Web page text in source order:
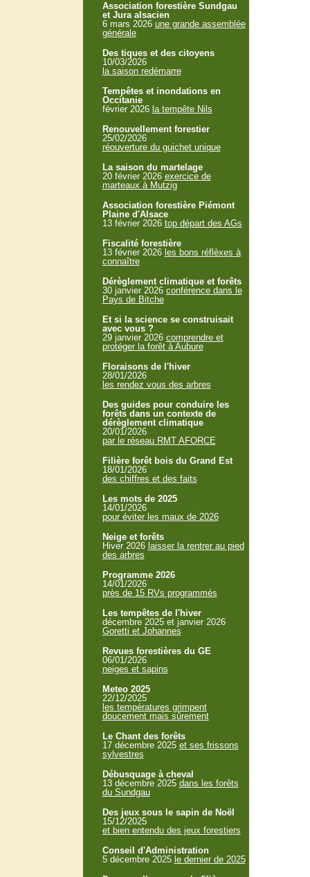
Association forestière Sundgau
et Jura alsacien
6 mars 2026 une grande assemblée
générale
Des tiques et des citoyens
10/03/2026
la saison redémarre
Tempêtes et inondations en
Occitanie
février 2026 la tempête Nils
Renouvellement forestier
25/02/2026
réouverture du guichet unique
La saison du martelage
20 février 2026 exercice de
marteaux à Mutzig
Association forestière Piémont
Plaine d'Alsace
13 février 2026 top départ des AGs
Fiscalité forestière
13 février 2026 les bons réflèxes à
connaître
Dérèglement climatique et forêts
30 janvier 2026 conférence dans le
Pays de Bitche
Et si la science se construisait
avec vous ?
29 janvier 2026 comprendre et
protéger la forêt à Aubure
Floraisons de l'hiver
28/01/2026
les rendez vous des arbres
Des guides pour conduire les
forêts dans un contexte de
dérèglement climatique
20/01/2026
par le réseau RMT AFORCE
Filière forêt bois du Grand Est
18/01/2026
des chiffres et des faits
Les mots de 2025
14/01/2026
pour éviter les maux de 2026
Neige et forêts
Hiver 2026 laisser la rentrer au pied
des arbres
Programme 2026
14/01/2026
près de 15 RVs programmés
Les tempêtes de l'hiver
décembre 2025 et janvier 2026
Goretti et Johannes
Revues forestières du GE
06/01/2026
neiges et sapins
Meteo 2025
22/12/2025
les températures grimpent
doucement mais sûrement
Le Chant des forêts
17 décembre 2025 et ses frissons
sylvestres
Débusquage à cheval
13 décembre 2025 dans les forêts
du Sundgau
Des jeux sous le sapin de Noël
15/12/2025
et bien entendu des jeux forestiers
Conseil d'Administration
5 décembre 2025 le dernier de 2025